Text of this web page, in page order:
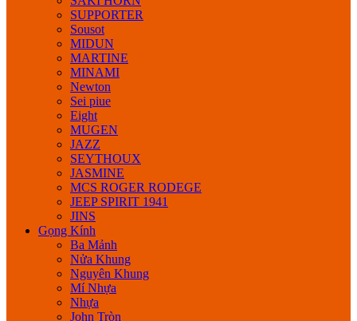
SUPPORTER
Sousot
MIDUN
MARTINE
MINAMI
Newton
Sei piue
Eight
MUGEN
JAZZ
SEYTHOUX
JASMINE
MCS ROGER RODEGE
JEEP SPIRIT 1941
JINS
Gọng Kính
Ba Mảnh
Nửa Khung
Nguyên Khung
Mí Nhựa
Nhựa
John Tròn